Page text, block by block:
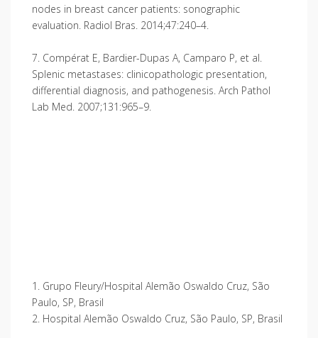
nodes in breast cancer patients: sonographic
evaluation. Radiol Bras. 2014;47:240–4.
7. Compérat E, Bardier-Dupas A, Camparo P, et al.
Splenic metastases: clinicopathologic presentation,
differential diagnosis, and pathogenesis. Arch Pathol
Lab Med. 2007;131:965–9.
1. Grupo Fleury/Hospital Alemão Oswaldo Cruz, São
Paulo, SP, Brasil
2. Hospital Alemão Oswaldo Cruz, São Paulo, SP, Brasil